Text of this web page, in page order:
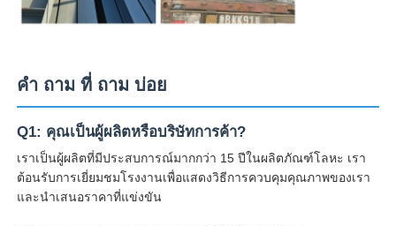
คํา ถาม ที่ ถาม บ่อย
Q1: คุณเป็นผู้ผลิตหรือบริษัทการค้า?
เราเป็นผู้ผลิตที่มีประสบการณ์มากกว่า 15 ปีในผลิตภัณฑ์โลหะ เรา
ต้อนรับการเยี่ยมชมโรงงานเพื่อแสดงวิธีการควบคุมคุณภาพของเรา
และนําเสนอราคาที่แข่งขัน